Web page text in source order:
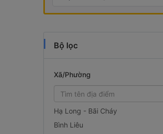
Bộ lọc
Xã/Phường
Hạ Long - Bãi Cháy
Bình Liêu